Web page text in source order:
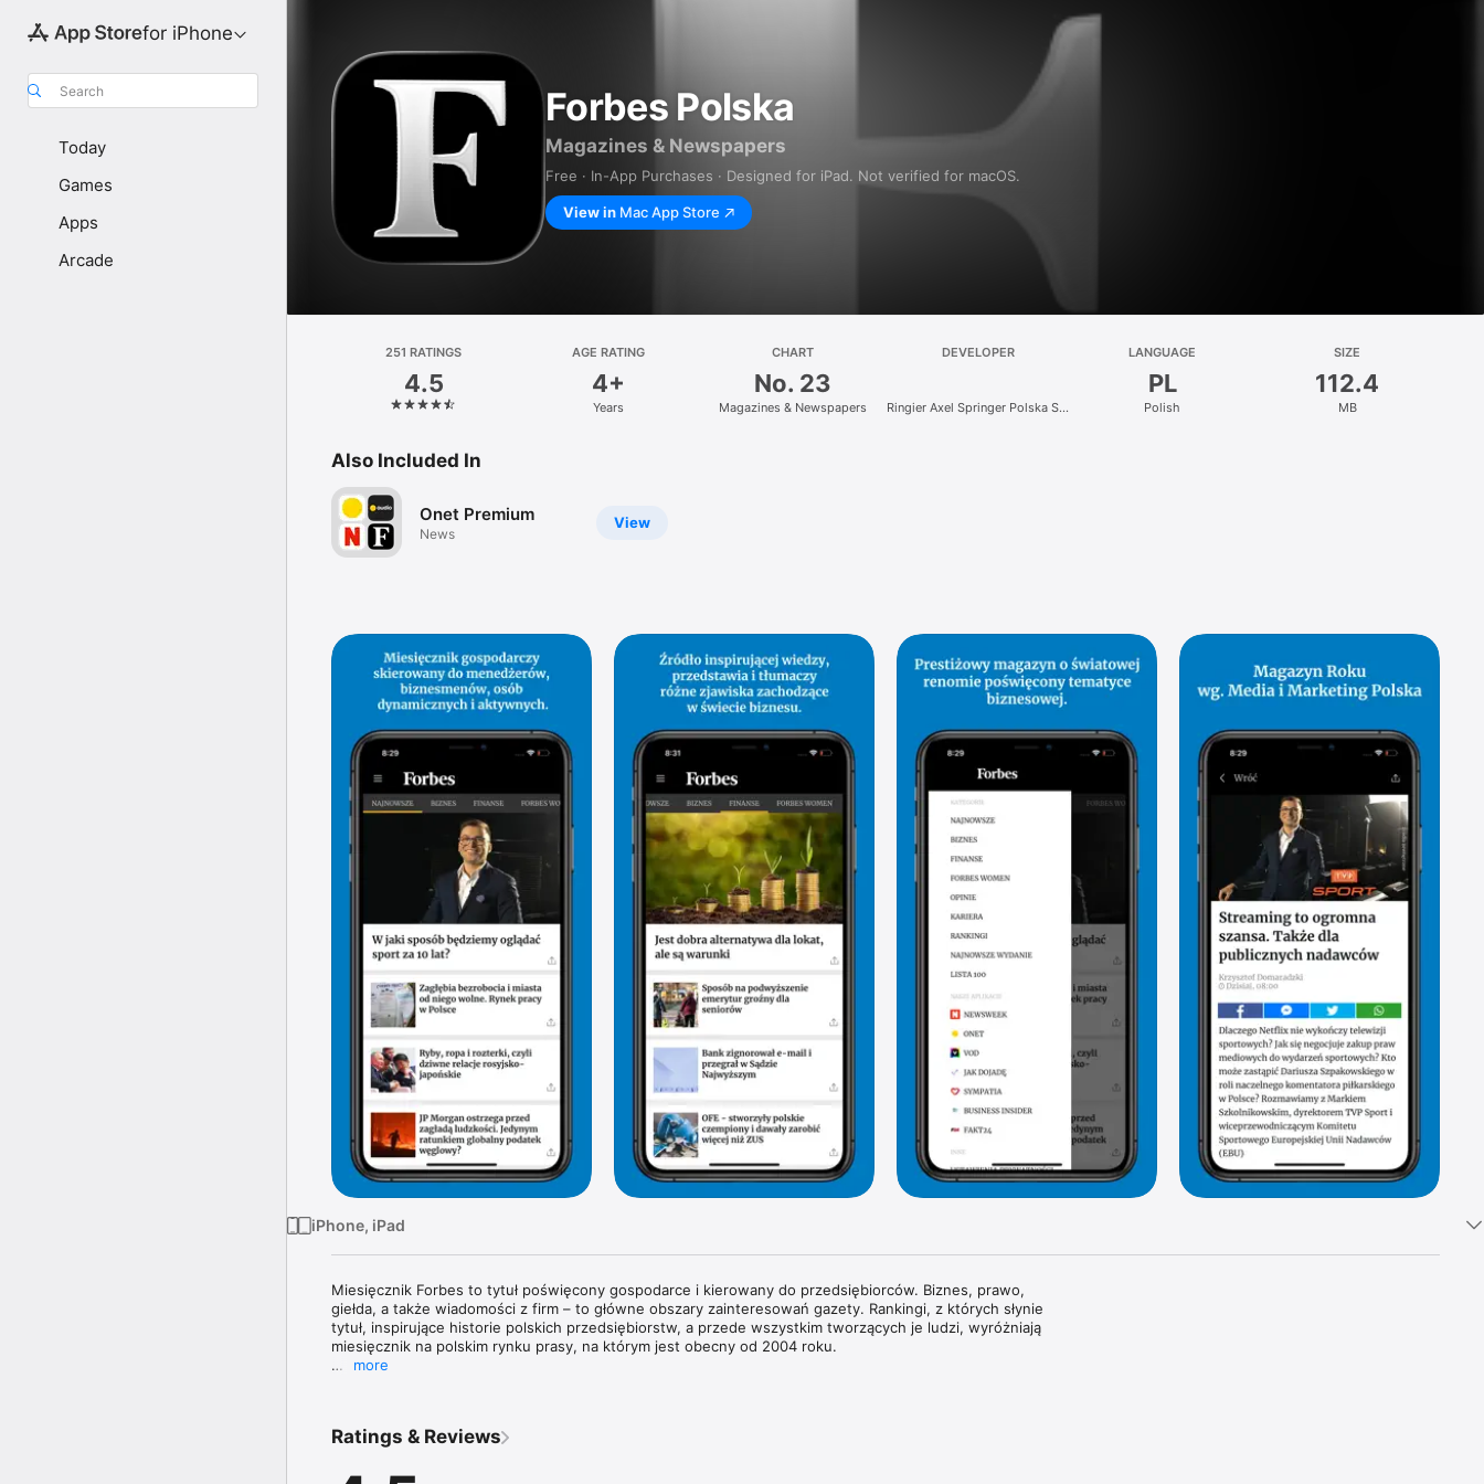
for iPhone
Search
Today
Games
Apps
Arcade
Forbes Polska
Magazines & Newspapers
Free · In-App Purchases · Designed for iPad. Not verified for macOS.
View in Mac App Store
251 RATINGS
4.5
AGE RATING
4+
Years
CHART
No. 23
Magazines & Newspapers
DEVELOPER
Ringier Axel Springer Polska Sp.
LANGUAGE
PL
Polish
SIZE
112.4
MB
Also Included In
View
Onet Premium
News
iPhone, iPad
Miesięcznik Forbes to tytuł poświęcony gospodarce i kierowany do przedsiębiorców. Biznes, prawo,
giełda, a także wiadomości z firm – to główne obszary zainteresowań gazety. Rankingi, z których słynie
tytuł, inspirujące historie polskich przedsiębiorstw, a przede wszystkim tworzących je ludzi, wyróżniają
miesięcznik na polskim rynku prasy, na którym jest obecny od 2004 roku.
największe nazwiska świata biznesu, ekonomii i finansów.
jak obowiązujące przepisy prawne wpływają na prowadzenie biznesu w Polsce. Obserwujemy światowe
more
Ratings & Reviews